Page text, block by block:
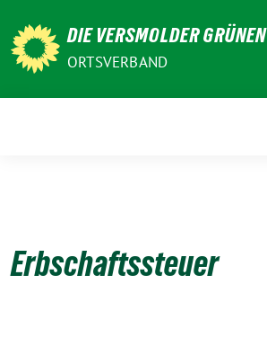
zum
Inhalt
DIE VERSMOLDER GRÜNEN
ORTSVERBAND
Erbschaftssteuer